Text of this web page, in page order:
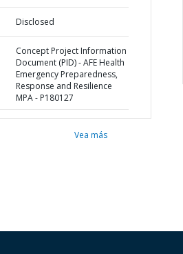
Disclosed
Concept Project Information
Document (PID) - AFE Health
Emergency Preparedness,
Response and Resilience
MPA - P180127
Vea más